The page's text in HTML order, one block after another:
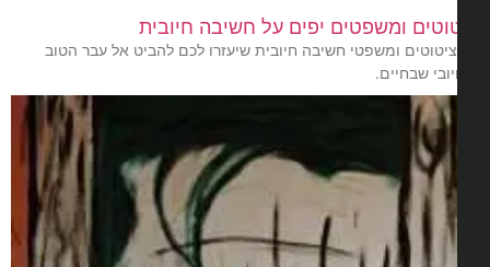
ומשפטים יפים על חשיבה חיובית
ציטוטים ומשפטי חשיבה חיובית שיעזרו לכם להביט אל עבר הטוב
שבחיים.